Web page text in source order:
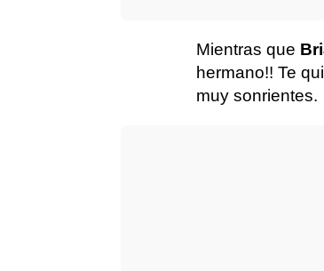
Mientras que
hermano!! Te
muy sonrientes.